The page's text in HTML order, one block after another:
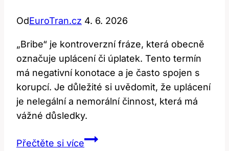
OdEuroTran.cz 4. 6. 2026
„Bribe“ je kontroverzní fráze, která obecně
označuje uplácení či úplatek. Tento termín
má negativní konotace a je často spojen s
korupcí. Je důležité si uvědomit, že uplácení
je nelegální a nemorální činnost, která má
vážné důsledky.
Přečtěte si víceBribe: